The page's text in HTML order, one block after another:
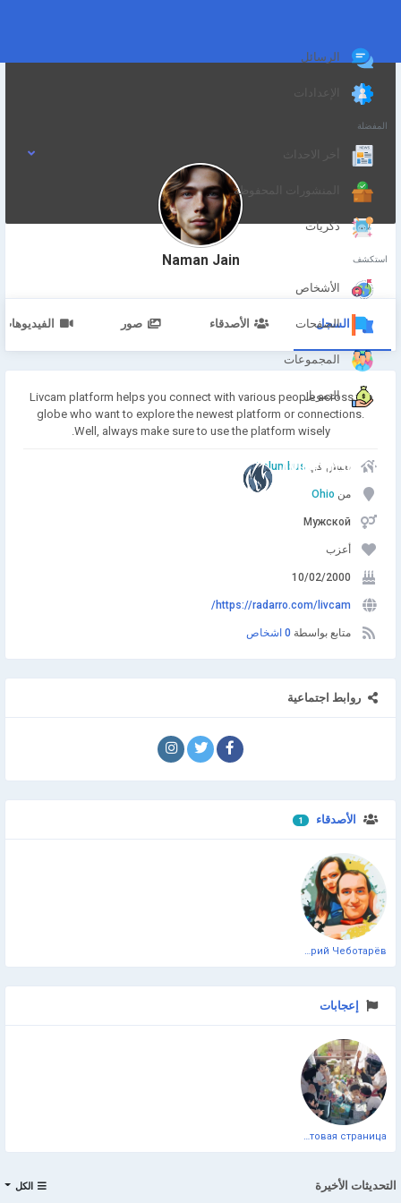
الرسائل
الإعدادات
المفضلة
أخر الاحداث
المنشورات المحفوظة
ذكريات
استكشف
الأشخاص
الصفحات
المجموعات
التمويل
Naman Jain
السجل الأصدقاء صور الفيديوهات
Livcam platform helps you connect with various people across the
globe who want to explore the newest platform or connections.
Well, always make sure to use the platform wisely.
يعيش في Columbus
من Ohio
Мужской
أعزب
10/02/2000
https://radarro.com/livcam/
متابع بواسطة 0 اشخاص
روابط اجتماعية
الأصدقاء 1
إعجابات
Официальная тестовая страница
التحديثات الأخيرة الكل